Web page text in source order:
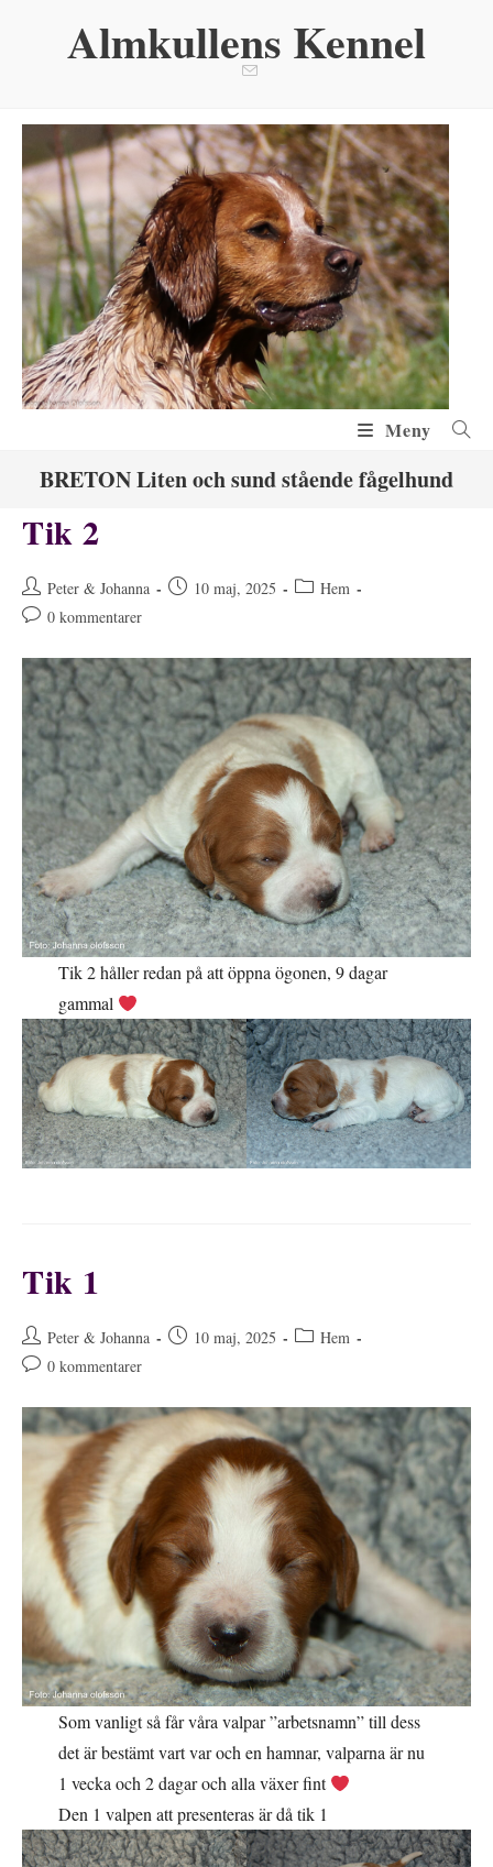
Almkullens Kennel
Meny
BRETON Liten och sund stående fågelhund
Tik 2
Inläggsförfattare:
Peter & Johanna
Inlägget10 maj, 2025 Inläggskategori:
Hem
Kommentarer
inlägget:
0 kommentarer
Tik 2 håller redan på att öppna ögonen, 9 dagar
gammal
Tik 1
Inläggsförfattare:
Peter & Johanna
Inlägget10 maj, 2025 Inläggskategori:
Hem
Kommentarer
inlägget:
0 kommentarer
Som vanligt så får våra valpar ”arbetsnamn” till dess
det är bestämt vart var och en hamnar, valparna är nu
1 vecka och 2 dagar och alla växer fint
Den 1 valpen att presenteras är då tik 1